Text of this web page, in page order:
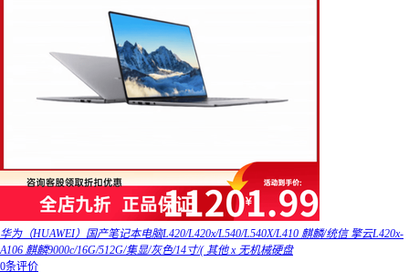
华为（HUAWEI）国产笔记本电脑L420/L420x/L540/L540X/L410 麒麟/统信 擎云L420x-
A106 麒麟9000c/16G/512G/集显/灰色/14寸/( 其他 x 无机械硬盘
0条评价